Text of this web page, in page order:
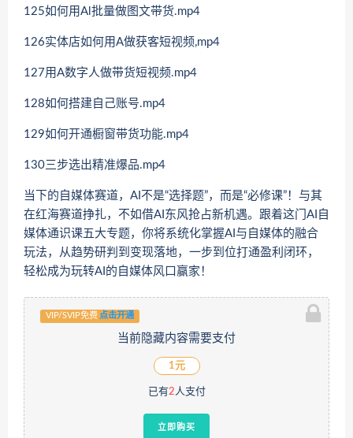
125如何用Al批量做图文带货.mp4
126实体店如何用A做获客短视频,mp4
127用A数字人做带货短视频.mp4
128如何搭建自己账号.mp4
129如何开通橱窗带货功能.mp4
130三步选出精准爆品.mp4
当下的自媒体赛道，AI不是“选择题”，而是“必修课”！与其
在红海赛道挣扎，不如借AI东风抢占新机遇。跟着这门AI自
媒体通识课五大专题，你将系统化掌握AI与自媒体的融合
玩法，从趋势研判到变现落地，一步到位打通盈利闭环，
轻松成为玩转AI的自媒体风口赢家！
VIP/SVIP免费 点击开通
当前隐藏内容需要支付
1元
已有2人支付
立即购买